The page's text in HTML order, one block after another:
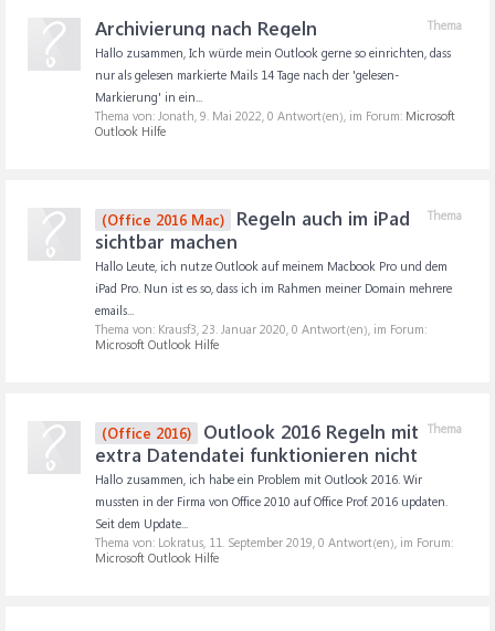
Thema
Archivierung nach Regeln
Hallo zusammen, Ich würde mein Outlook gerne so einrichten, dass
nur als gelesen markierte Mails 14 Tage nach der 'gelesen-
Markierung' in ein...
Thema von: Jonath, 9. Mai 2022, 0 Antwort(en), im Forum: Microsoft
Outlook Hilfe
Thema
(Office 2016 Mac)
Regeln auch im iPad
sichtbar machen
Hallo Leute, ich nutze Outlook auf meinem Macbook Pro und dem
iPad Pro. Nun ist es so, dass ich im Rahmen meiner Domain mehrere
emails...
Thema von: Krausf3, 23. Januar 2020, 0 Antwort(en), im Forum:
Microsoft Outlook Hilfe
Thema
(Office 2016)
Outlook 2016 Regeln mit
extra Datendatei funktionieren nicht
Hallo zusammen, ich habe ein Problem mit Outlook 2016. Wir
mussten in der Firma von Office 2010 auf Office Prof. 2016 updaten.
Seit dem Update...
Thema von: Lokratus, 11. September 2019, 0 Antwort(en), im Forum:
Microsoft Outlook Hilfe